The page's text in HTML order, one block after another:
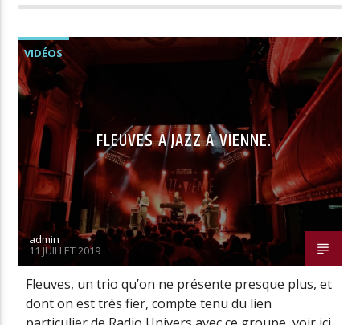
VIDÉOS
FLEUVES À JAZZ À VIENNE.
admin
11 JUILLET 2019
Fleuves, un trio qu’on ne présente presque plus, et
dont on est très fier, compte tenu du lien